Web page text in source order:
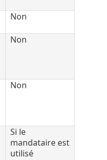
Non
Non
Non
Si le
mandataire est
utilisé